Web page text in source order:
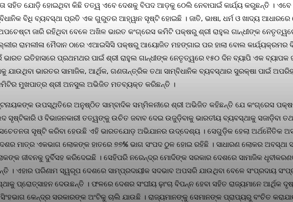
ତା ସହିତ ଯୋଡ଼ି ହୋଇଥିବା କିଛି ତତ୍ୱ ଏବେ ଦେଶକୁ ବିପଦ ଆଡ଼କୁ ଠେଲି ନେବାପାଇଁ କାର୍ଯ୍ୟ କରୁଛନ୍ତି ।
ବିଧି ବ୍ୟବସ୍ଥା ପ୍ରତି ଏକ ଗୁରୁତର ଆହ୍ୱାନ ସୃଷ୍ଟି ହୋଇଛି । ଜାତି, ଭାଷା, ଧର୍ମ ଓ ଖାଦ୍ୟ
ଜାରି ରହିଥିବା ବେଳେ ଅଖିଳ ଭାରତ କଂଗ୍ରେସ କମିଟି ପକ୍ଷରୁ ଶ୍ରୀ ରାହୁଲ ଗାନ୍ଧୀଙ୍କ
ରାମଲୀଳା ମୈଦାନ ଠାରେ ଏଆଇସିସି ପକ୍ଷରୁ ଆୟୋଜିତ ମହଙ୍ଗାଇ ପର ହାଲା ବୋଲ କାର୍ଯ୍ୟକ୍ରମର
ଭାରତ ଇତିହାସରେ ପ୍ରଥମଥର ପାଇଁ ଶ୍ରୀ ରାହୁଲ ଗାନ୍ଧୀଙ୍କ ନେତୃତ୍ୱରେ ୧୫୦ ଦିନ ବ୍ୟାପି ଏକ ବ୍ୟାପକ
ଭାରତର ସାମାଜିକ, ଆର୍ଥିକ, ଗଣତାନ୍ତ୍ରିକ ତଥା ସାମ୍ବିଧାନିକ ବ୍ୟବସ୍ଥାର ସୁରକ୍ଷା ପାଇଁ
ମୁଖପାତ୍ର ଶ୍ରୀ ଅନସୁଲ ଅଭିଜିତ ମତବ୍ୟକ୍ତ କରିଛନ୍ତି ।
ଉପସ୍ଥିତିରେ ଅନୁଷ୍ଠିତ ସାମ୍ବାଦିକ ସମ୍ମିଳନୀରେ ଶ୍ରୀ ଅଭିଜିତ କହିଛନ୍ତି ଯେ କଂଗ୍ରେସ
ସୃଷ୍ଟିକାରି ଓ ବିଭାଜନକାରୀ ତତ୍ୱଙ୍କୁ ଉଚିତ ଜବାବ ଦେଇ ଉଜୁଡ଼ିବାକୁ ଭାରତୀୟ ବ୍ୟବସ୍ଥାକୁ
ସୃଷ୍ଟି କରିବା ହେଉଛି ଏହି ଭାରତଯୋଡ଼ ଅଭିଯାନର ଉଦ୍ଦେଶ୍ୟ । ସେଗୁଡ଼ିକ ହେଲା ଅର୍ଥନୈତିକ
ମାତ୍ର ଏକଭାଗ ଲୋକଙ୍କ ହାତରେ ୭୭% ଭାଗ ସଂପଦ ଠୁଳ ହୋଇ ରହିଛି । ସାଧାରଣ ଲୋକର ଅବସ୍ଥା
ଜୀବନକୁ ଦୁର୍ବିସହ କରିଦେଇଛି । ସେହିପରି ନରେନ୍ଦ୍ର ମୋଦିଙ୍କ ସରକାର ଦେଶରେ ସାମାଜିକ
। ଏହାର ପରିଣାମ ସ୍ୱରୂପ ଦେଶରେ ସାମ୍ପ୍ରଦାୟୀକ ସଦଭାବ ଅପସରି ଯାଉଥିବା ବେଳେ ସଂପ୍ରଦାୟ
ପ୍ରୋତ୍ସାହନ ଦେଉଛନ୍ତି । ଫଳରେ ଦେଶର ସଂଘୀୟ ଢ଼ାଂଚା ବିପନ୍ନ ହେବା ସହିତ ରାଜ୍ୟମାନେ
କେନ୍ଦ୍ର ସରକାରଙ୍କ ଅଂଟିକୁ ଚାଲି ଯାଉଛି । ରାଜ୍ୟମାନଙ୍କୁ ସେମାନଙ୍କ ପ୍ରାପ୍ୟରୁ ବଂଚିତ